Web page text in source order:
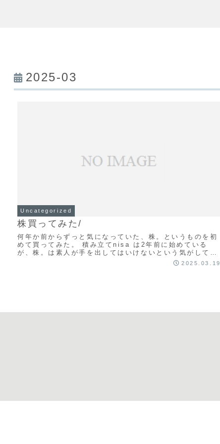
2025-03
Uncategorized
株買ってみた/
何年か前からずっと気になっていた、株。というものを初
めて買ってみた。 積み立てnisa は2年前に始めている
が、株。は素人が手を出してはいけないという気がして今
まで調べたこともなかった。しかし友達が株... 2025.03.19